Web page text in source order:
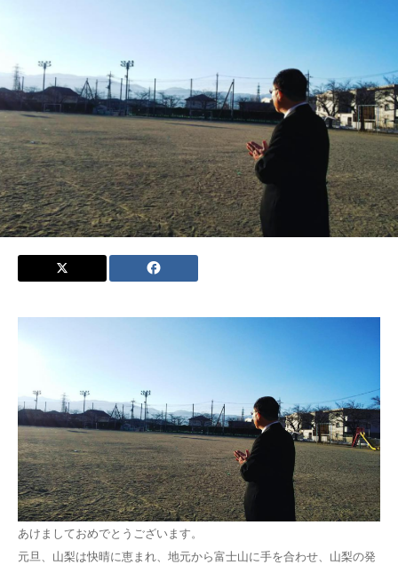
あけましておめでとうございます。
元旦、山梨は快晴に恵まれ、地元から富士山に手を合わせ、山梨の発